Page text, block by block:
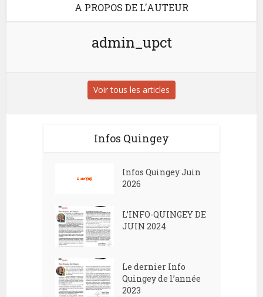
A PROPOS DE L'AUTEUR
admin_upct
Voir tous les articles
Infos Quingey
Infos Quingey Juin
2026
L’INFO-QUINGEY DE
JUIN 2024
Le dernier Info
Quingey de l’année
2023